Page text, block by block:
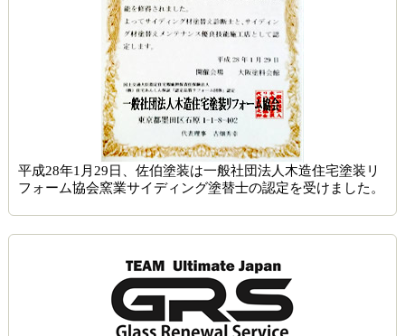
平成28年1月29日、佐伯塗装は一般社団法人木造住宅塗装リ
フォーム協会窯業サイディング塗替士の認定を受けました。